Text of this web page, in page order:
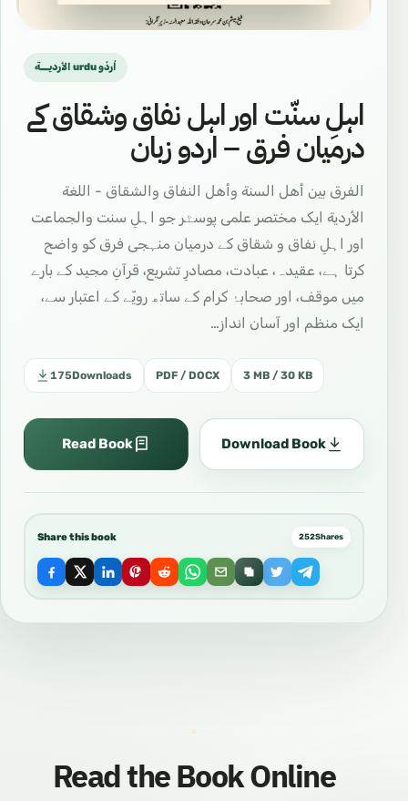
الأرديـــة urdu اُردُو
اہلِ سنّت اور اہل نفاق وشقاق کے
درمیان فرق – اردو زبان
الفرق بين أهل السنة وأهل النفاق والشقاق - اللغة
الأردية ایک مختصر علمی پوسٹر جو اہلِ سنت والجماعت
اور اہلِ نفاق و شقاق کے درمیان منہجی فرق کو واضح
کرتا ہے، عقیدہ، عبادت، مصادرِ تشریع، قرآنِ مجید کے بارے
میں موقف، اور صحابۂ کرام کے ساتھ رویّے کے اعتبار سے،
ایک منظم اور آسان انداز…
175Downloads PDF / DOCX 3 MB / 30 KB
Read Book Download Book
Share this book 252Shares
Read the Book Online